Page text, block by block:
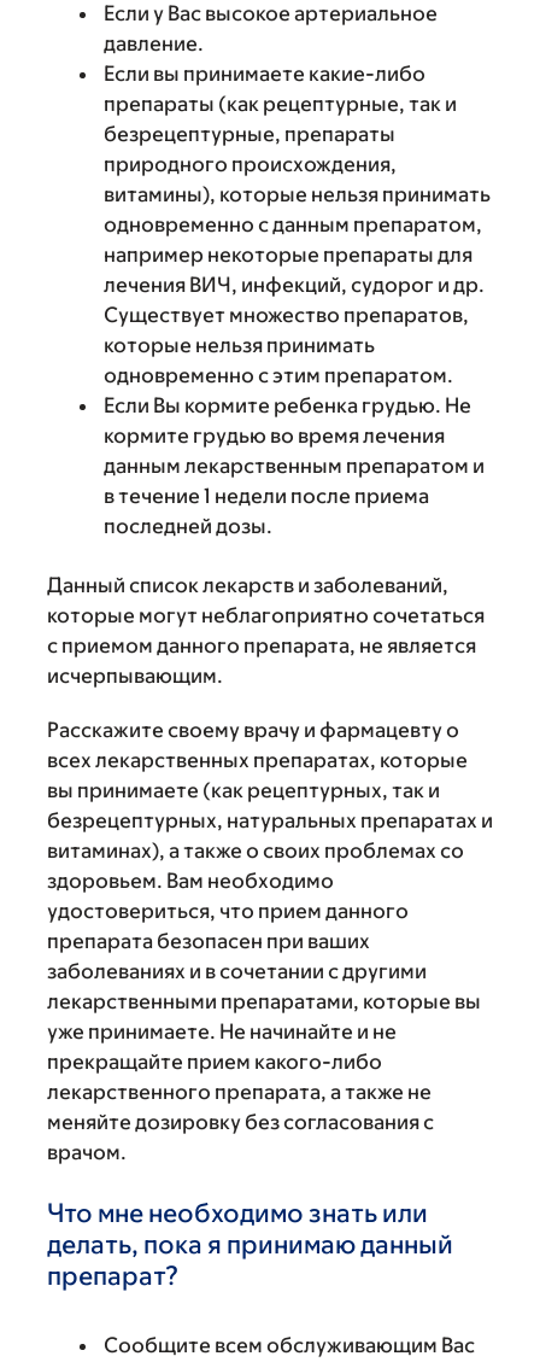
Если у Вас высокое артериальное
давление.
Если вы принимаете какие-либо
препараты (как рецептурные, так и
безрецептурные, препараты
природного происхождения,
витамины), которые нельзя принимать
одновременно с данным препаратом,
например некоторые препараты для
лечения ВИЧ, инфекций, судорог и др.
Существует множество препаратов,
которые нельзя принимать
одновременно с этим препаратом.
Если Вы кормите ребенка грудью. Не
кормите грудью во время лечения
данным лекарственным препаратом и
в течение 1 недели после приема
последней дозы.
Данный список лекарств и заболеваний,
которые могут неблагоприятно сочетаться
с приемом данного препарата, не является
исчерпывающим.
Расскажите своему врачу и фармацевту о
всех лекарственных препаратах, которые
вы принимаете (как рецептурных, так и
безрецептурных, натуральных препаратах и
витаминах), а также о своих проблемах со
здоровьем. Вам необходимо
удостовериться, что прием данного
препарата безопасен при ваших
заболеваниях и в сочетании с другими
лекарственными препаратами, которые вы
уже принимаете. Не начинайте и не
прекращайте прием какого-либо
лекарственного препарата, а также не
меняйте дозировку без согласования с
врачом.
Что мне необходимо знать или
делать, пока я принимаю данный
препарат?
Сообщите всем обслуживающим Вас